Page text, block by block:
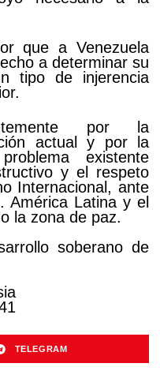
que a Venezuela
a determinar su
tipo de injerencia
por la
actual y por la
existente
y el respeto
Internacional, ante
América Latina y el
la zona de paz.
soberano de
TELEGRAM